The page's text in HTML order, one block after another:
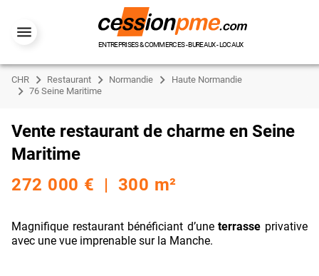
ENTREPRISES & COMMERCES - BUREAUX - LOCAUX
CHR Restaurant Normandie
Haute Normandie
76 Seine Maritime
Vente restaurant de charme en Seine
Maritime
272 000 € | 300 m²
Magnifique restaurant bénéficiant d’uneterrasse privative
avec une vue imprenable sur la Manche.